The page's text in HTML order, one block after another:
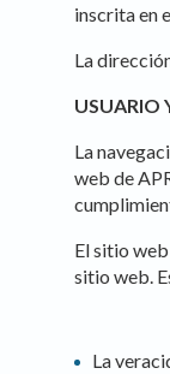
inscrita en
La
USUARIO
La
web de
El sitio
sitio web.
La